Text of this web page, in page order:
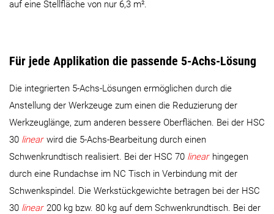
auf eine Stellfläche von nur 6,3 m².
Für jede Applikation die passende 5-Achs-Lösung
Die integrierten 5-Achs-Lösungen ermöglichen durch die
Anstellung der Werkzeuge zum einen die Reduzierung der
Werkzeuglänge, zum anderen bessere Oberflächen. Bei der HSC
30 linear wird die 5-Achs-Bearbeitung durch einen
Schwenkrundtisch realisiert. Bei der HSC 70 linear hingegen
durch eine Rundachse im NC Tisch in Verbindung mit der
Schwenkspindel. Die Werkstückgewichte betragen bei der HSC
30 linear 200 kg bzw. 80 kg auf dem Schwenkrundtisch. Bei der